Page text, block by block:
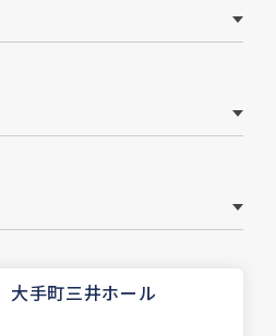
大手町三井ホール